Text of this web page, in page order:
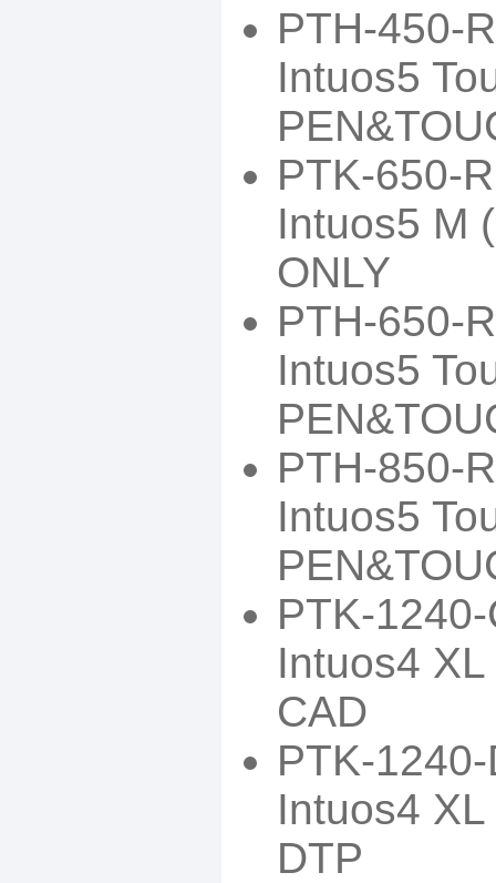
PTH-450-
Intuos5
PTK-650-
Intuos5 M
ONLY
PTH-650-
Intuos5
PTH-850-
Intuos5
PTK-
Intuos4
CAD
PTK-
Intuos4
DTP